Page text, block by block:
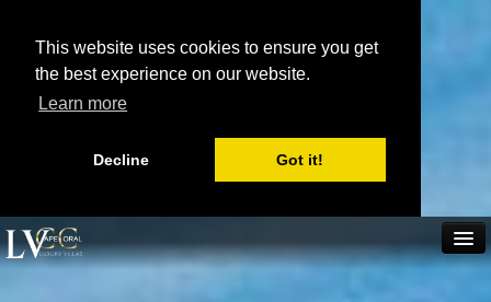
This website uses cookies to ensure you get
the best experience on our website.
Learn more
Decline Got it!